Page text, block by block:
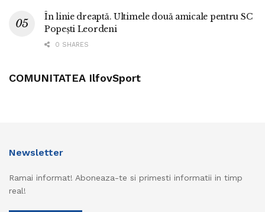
În linie dreaptă. Ultimele două amicale pentru SC
Popești Leordeni
0 SHARES
COMUNITATEA IlfovSport
Newsletter
Ramai informat! Aboneaza-te si primesti informatii in timp
real!